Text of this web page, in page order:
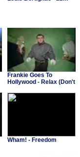
Frankie Goes To
Hollywood - Relax (Don't
Wham! - Freedom